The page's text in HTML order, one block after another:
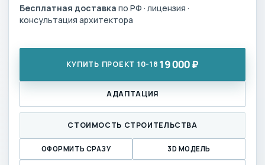
Бесплатная доставка по РФ · лицензия ·
консультация архитектора
КУПИТЬ ПРОЕКТ 10-18 19 000 ₽
АДАПТАЦИЯ
СТОИМОСТЬ СТРОИТЕЛЬСТВА
ОФОРМИТЬ СРАЗУ 3D МОДЕЛЬ